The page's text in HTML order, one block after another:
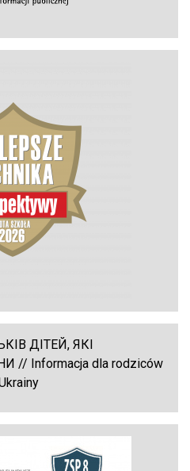
ДІТЕЙ, ЯКІ
// Informacja dla rodziców